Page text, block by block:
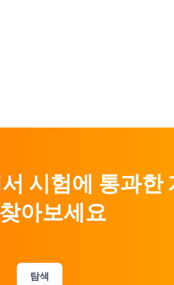
시험에 통과한
아보세요
탐색